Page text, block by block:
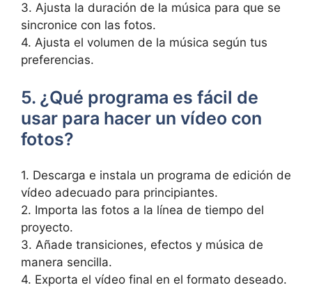
3. Ajusta la ⁢duración‌ de la música para‍ que se
sincronice con las fotos.
4. Ajusta el ⁢volumen de‌ la música según tus
preferencias.
5. ¿Qué programa es​ fácil de
‍usar para ⁤hacer un vídeo con
⁤fotos?
1. Descarga e instala‌ un programa de edición de
vídeo adecuado para principiantes.
2. Importa las fotos a ‌la‌ línea de tiempo‍ del
proyecto.
3. Añade transiciones,⁢ efectos y música‌ de
manera sencilla.
4. ​Exporta el vídeo final ‍en el formato deseado.